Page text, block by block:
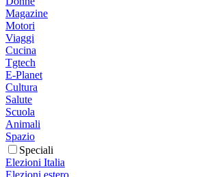
Magazine
Motori
Viaggi
Cucina
Tgtech
E-Planet
Cultura
Salute
Scuola
Animali
Spazio
Speciali
Elezioni Italia
Elezioni estero